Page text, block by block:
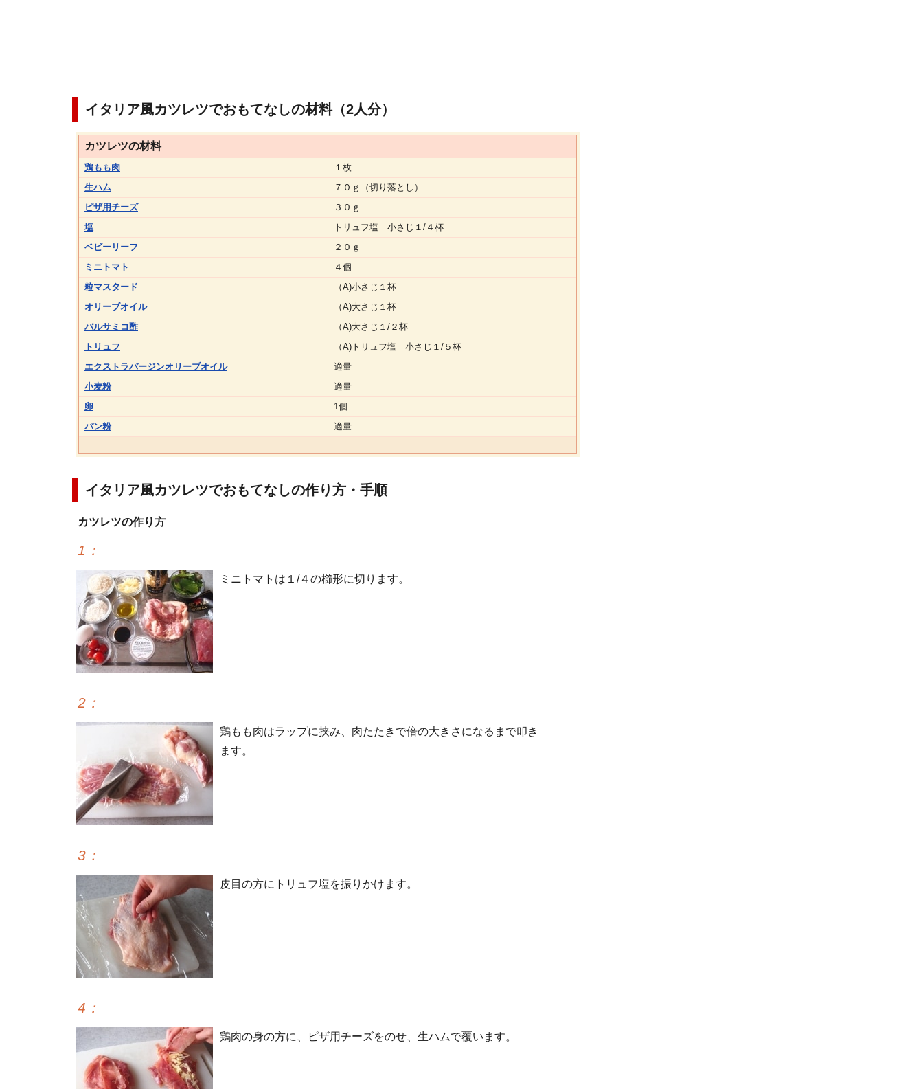
イタリア風カツレツでおもてなしの材料（2人分）
カツレツの材料
鶏もも肉
１枚
生ハム
７０ｇ（切り落とし）
ピザ用チーズ
３０ｇ
塩
トリュフ塩 小さじ１/４杯
ベビーリーフ
２０ｇ
ミニトマト
４個
粒マスタード
（A)小さじ１杯
オリーブオイル
（A)大さじ１杯
バルサミコ酢
（A)大さじ１/２杯
トリュフ
（A)トリュフ塩 小さじ１/５杯
エクストラバージンオリーブオイル
適量
小麦粉
適量
卵
1個
パン粉
適量
イタリア風カツレツでおもてなしの作り方・手順
カツレツの作り方
1 ：
ミニトマトは１/４の櫛形に切ります。
2 ：
鶏もも肉はラップに挟み、肉たたきで倍の大きさになるまで叩き
ます。
3 ：
皮目の方にトリュフ塩を振りかけます。
4 ：
鶏肉の身の方に、ピザ用チーズをのせ、生ハムで覆います。